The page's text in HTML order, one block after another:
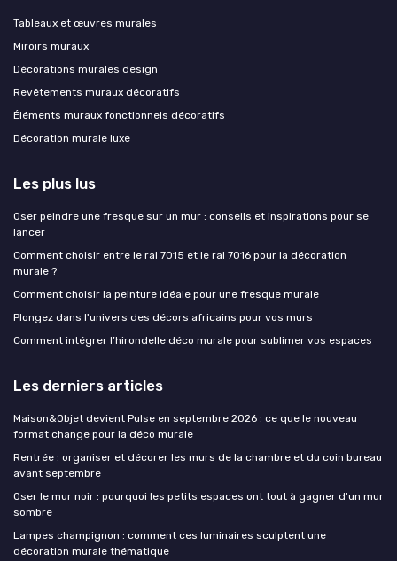
Tableaux et œuvres murales
Miroirs muraux
Décorations murales design
Revêtements muraux décoratifs
Éléments muraux fonctionnels décoratifs
Décoration murale luxe
Les plus lus
Oser peindre une fresque sur un mur : conseils et inspirations pour se
lancer
Comment choisir entre le ral 7015 et le ral 7016 pour la décoration
murale ?
Comment choisir la peinture idéale pour une fresque murale
Plongez dans l'univers des décors africains pour vos murs
Comment intégrer l’hirondelle déco murale pour sublimer vos espaces
Les derniers articles
Maison&Objet devient Pulse en septembre 2026 : ce que le nouveau
format change pour la déco murale
Rentrée : organiser et décorer les murs de la chambre et du coin bureau
avant septembre
Oser le mur noir : pourquoi les petits espaces ont tout à gagner d'un mur
sombre
Lampes champignon : comment ces luminaires sculptent une
décoration murale thématique